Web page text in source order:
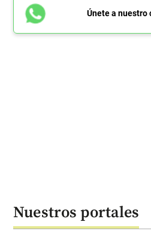
Únete a nuestro
Nuestros portales